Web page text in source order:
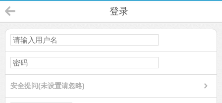
登录
安全提问(未设置请忽略)